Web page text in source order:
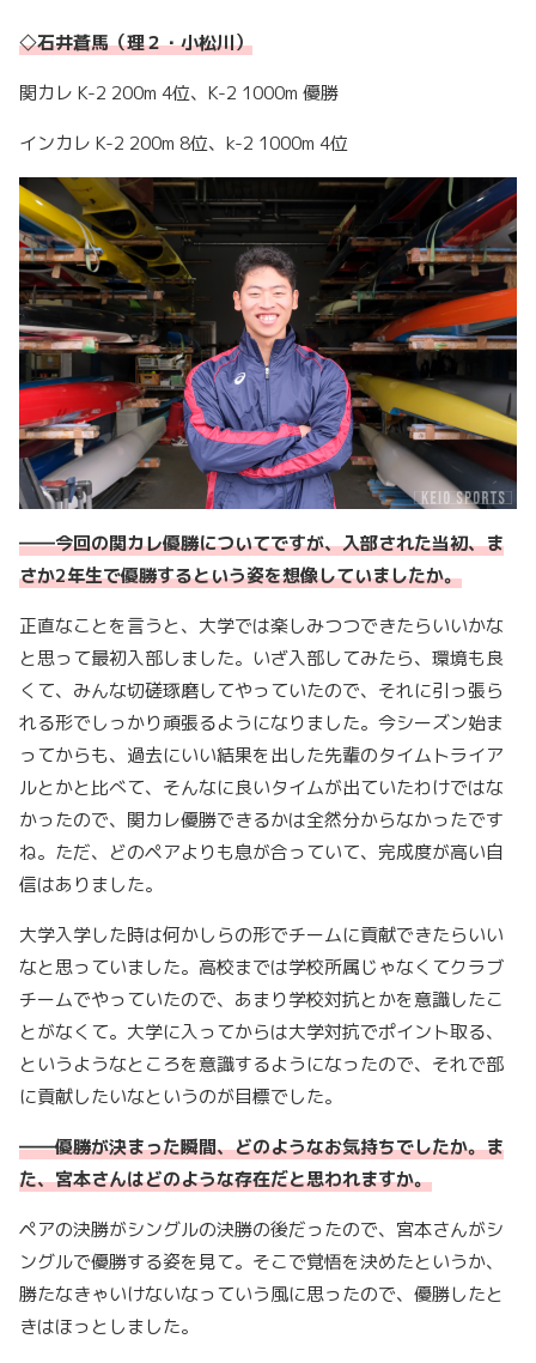
◇石井蒼馬（理２・小松川）
関カレ K-2 200m 4位、K-2 1000m 優勝
インカレ K-2 200m 8位、k-2 1000m 4位
――今回の関カレ優勝についてですが、入部された当初、ま
さか2年生で優勝するという姿を想像していましたか。
正直なことを言うと、大学では楽しみつつできたらいいかな
と思って最初入部しました。いざ入部してみたら、環境も良
くて、みんな切磋琢磨してやっていたので、それに引っ張ら
れる形でしっかり頑張るようになりました。今シーズン始ま
ってからも、過去にいい結果を出した先輩のタイムトライア
ルとかと比べて、そんなに良いタイムが出ていたわけではな
かったので、関カレ優勝できるかは全然分からなかったです
ね。ただ、どのペアよりも息が合っていて、完成度が高い自
信はありました。
大学入学した時は何かしらの形でチームに貢献できたらいい
なと思っていました。高校までは学校所属じゃなくてクラブ
チームでやっていたので、あまり学校対抗とかを意識したこ
とがなくて。大学に入ってからは大学対抗でポイント取る、
というようなところを意識するようになったので、それで部
に貢献したいなというのが目標でした。
――優勝が決まった瞬間、どのようなお気持ちでしたか。ま
た、宮本さんはどのような存在だと思われますか。
ペアの決勝がシングルの決勝の後だったので、宮本さんがシ
ングルで優勝する姿を見て。そこで覚悟を決めたというか、
勝たなきゃいけないなっていう風に思ったので、優勝したと
きはほっとしました。